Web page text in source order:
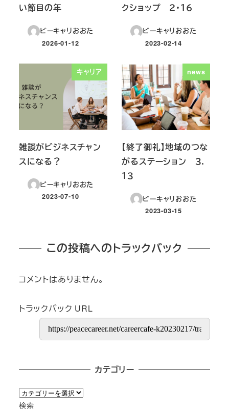
い節目の年
ピーキャリおおた
投稿日
2026-01-12
クショップ ２・１６
ピーキャリおおた
投稿日
2023-02-14
キャリア
雑談がビジネスチャン
スになる？
ピーキャリおおた
投稿日
2023-07-10
news
【終了御礼】地域のつな
がるステーション ３．
１３
ピーキャリおおた
投稿日
2023-03-15
この投稿へのトラックバック
コメントはありません。
トラックバック URL
カテゴリー
カ
テ
検索